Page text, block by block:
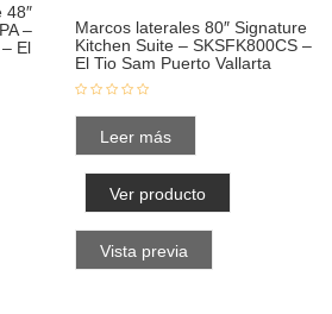
48″
–
El
Marcos laterales 80″ Signature
Kitchen Suite – SKSFK800CS –
El Tio Sam Puerto Vallarta
Leer más
Ver producto
Vista previa